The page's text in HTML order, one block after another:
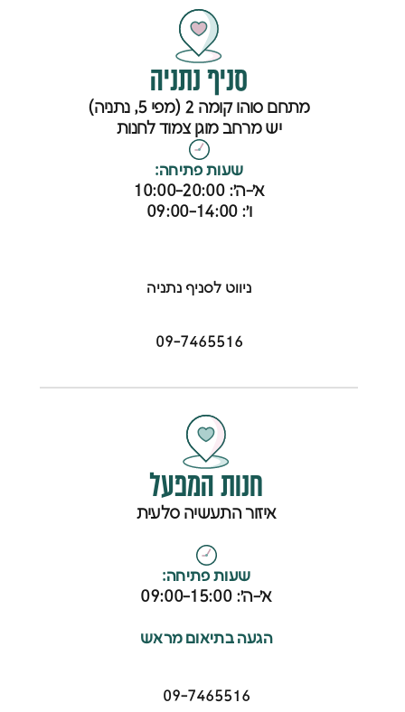
סניף נתניה
מתחם סוהו קומה 2 (מפי 5, נתניה)
יש מרחב מוגן צמוד לחנות
שעות פתיחה:
א׳-ה׳: 10:00-20:00
ו׳: 09:00-14:00
ניווט לסניף נתניה
09-7465516
חנות המפעל
איזור התעשיה סלעית
שעות פתיחה:
א׳-ה׳: 09:00-15:00
הגעה בתיאום מראש
09-7465516